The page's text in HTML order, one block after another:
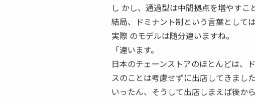
し かし、通過型は中間拠点を増やすこ
結局、ドミナント制という言葉として
実際 のモデルは随分違いますね。
「違います。
日本のチェーンストアのほとんどは、
スのことは考慮せずに出店してきました
いったん、そうして出店しまえば後か